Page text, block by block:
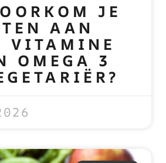
JE
AAN
VITAMINE
OMEGA 3